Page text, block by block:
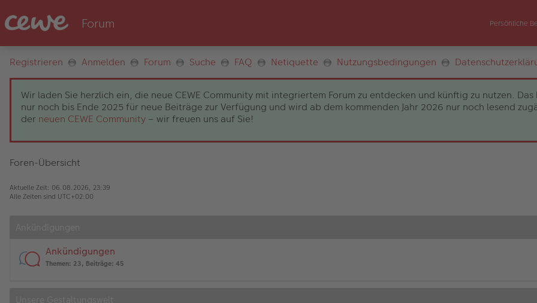
Persönliche
Registrieren Anmelden Forum Suche FAQ Netiquette Nutzungsbedingungen
Wir laden Sie herzlich ein, die neue CEWE Community mit integriertem Forum zu entdecken und künftig zu nutzen.
nur noch bis Ende 2025 für neue Beiträge zur Verfügung und wird ab dem kommenden Jahr 2026 nur noch lesend
der neuen CEWE Community – wir freuen uns auf Sie!
Foren-Übersicht
Aktuelle Zeit: 06.08.2026, 23:39
Alle Zeiten sind UTC+02:00
Ankündigungen
Themen: 23, Beiträge: 45